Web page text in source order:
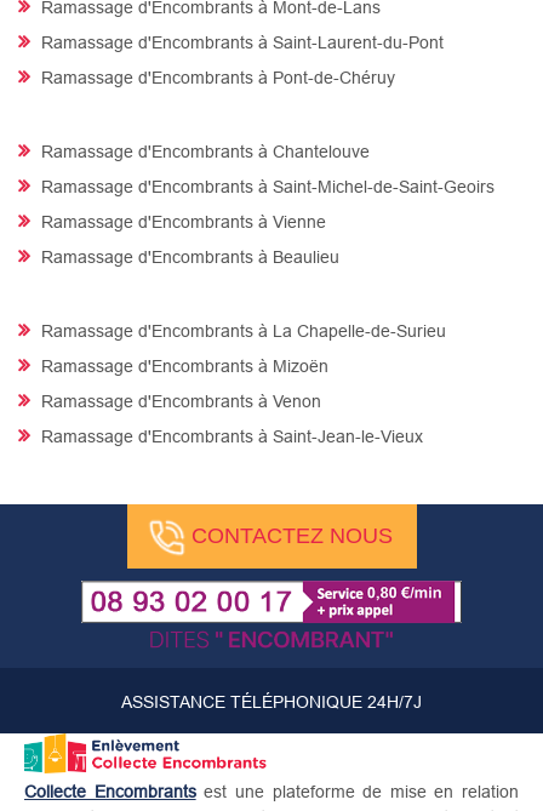
Ramassage d'Encombrants à Mont-de-Lans
Ramassage d'Encombrants à Saint-Laurent-du-Pont
Ramassage d'Encombrants à Pont-de-Chéruy
Ramassage d'Encombrants à Chantelouve
Ramassage d'Encombrants à Saint-Michel-de-Saint-Geoirs
Ramassage d'Encombrants à Vienne
Ramassage d'Encombrants à Beaulieu
Ramassage d'Encombrants à La Chapelle-de-Surieu
Ramassage d'Encombrants à Mizoën
Ramassage d'Encombrants à Venon
Ramassage d'Encombrants à Saint-Jean-le-Vieux
CONTACTEZ NOUS
ASSISTANCE TÉLÉPHONIQUE 24H/7J
Collecte Encombrantsest une plateforme de mise en relation